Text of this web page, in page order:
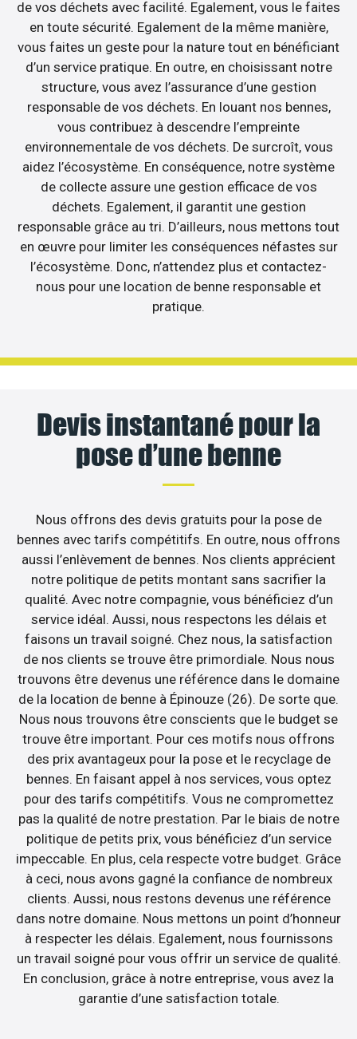
de vos déchets avec facilité. Egalement, vous le faites
en toute sécurité. Egalement de la même manière,
vous faites un geste pour la nature tout en bénéficiant
d’un service pratique. En outre, en choisissant notre
structure, vous avez l’assurance d’une gestion
responsable de vos déchets. En louant nos bennes,
vous contribuez à descendre l’empreinte
environnementale de vos déchets. De surcroît, vous
aidez l’écosystème. En conséquence, notre système
de collecte assure une gestion efficace de vos
déchets. Egalement, il garantit une gestion
responsable grâce au tri. D’ailleurs, nous mettons tout
en œuvre pour limiter les conséquences néfastes sur
l’écosystème. Donc, n’attendez plus et contactez-
nous pour une location de benne responsable et
pratique.
Devis instantané pour la
pose d’une benne
Nous offrons des devis gratuits pour la pose de
bennes avec tarifs compétitifs. En outre, nous offrons
aussi l’enlèvement de bennes. Nos clients apprécient
notre politique de petits montant sans sacrifier la
qualité. Avec notre compagnie, vous bénéficiez d’un
service idéal. Aussi, nous respectons les délais et
faisons un travail soigné. Chez nous, la satisfaction
de nos clients se trouve être primordiale. Nous nous
trouvons être devenus une référence dans le domaine
de la location de benne à Épinouze (26). De sorte que.
Nous nous trouvons être conscients que le budget se
trouve être important. Pour ces motifs nous offrons
des prix avantageux pour la pose et le recyclage de
bennes. En faisant appel à nos services, vous optez
pour des tarifs compétitifs. Vous ne compromettez
pas la qualité de notre prestation. Par le biais de notre
politique de petits prix, vous bénéficiez d’un service
impeccable. En plus, cela respecte votre budget. Grâce
à ceci, nous avons gagné la confiance de nombreux
clients. Aussi, nous restons devenus une référence
dans notre domaine. Nous mettons un point d’honneur
à respecter les délais. Egalement, nous fournissons
un travail soigné pour vous offrir un service de qualité.
En conclusion, grâce à notre entreprise, vous avez la
garantie d’une satisfaction totale.